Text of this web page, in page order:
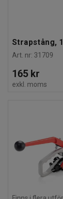
Strapstång,
Art. nr: 31709
165 kr
exkl. moms